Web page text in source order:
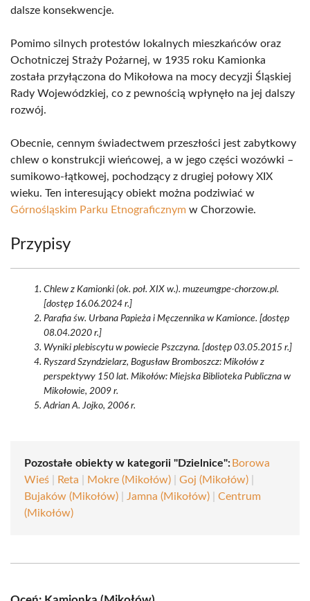
dalsze konsekwencje.
Pomimo silnych protestów lokalnych mieszkańców oraz
Ochotniczej Straży Pożarnej, w 1935 roku Kamionka
została przyłączona do Mikołowa na mocy decyzji Śląskiej
Rady Wojewódzkiej, co z pewnością wpłynęło na jej dalszy
rozwój.
Obecnie, cennym świadectwem przeszłości jest zabytkowy
chlew o konstrukcji wieńcowej, a w jego części wozówki –
sumikowo-łątkowej, pochodzący z drugiej połowy XIX
wieku. Ten interesujący obiekt można podziwiać w
Górnośląskim Parku Etnograficznym w Chorzowie.
Przypisy
Chlew z Kamionki (ok. poł. XIX w.). muzeumgpe-chorzow.pl.
[dostęp 16.06.2024 r.]
Parafia św. Urbana Papieża i Męczennika w Kamionce. [dostęp
08.04.2020 r.]
Wyniki plebiscytu w powiecie Pszczyna. [dostęp 03.05.2015 r.]
Ryszard Szyndzielarz, Bogusław Bromboszcz: Mikołów z
perspektywy 150 lat. Mikołów: Miejska Biblioteka Publiczna w
Mikołowie, 2009 r.
Adrian A. Jojko, 2006 r.
Pozostałe obiekty w kategorii "Dzielnice": Borowa
Wieś
Reta Mokre (Mikołów) Goj (Mikołów)
Bujaków (Mikołów)
Jamna (Mikołów)
Centrum
(Mikołów)